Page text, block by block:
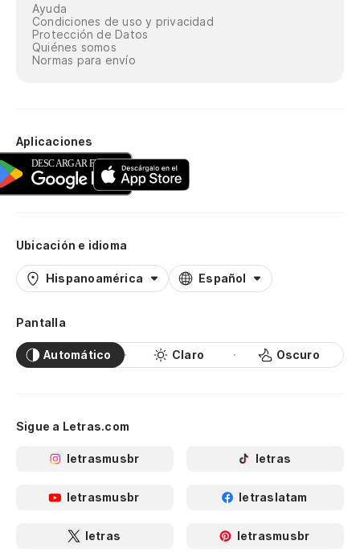
Ayuda
Condiciones de uso y privacidad
Protección de Datos
Quiénes somos
Normas para envío
Aplicaciones
Ubicación e idioma
Hispanoamérica Español
Pantalla
Automático Claro Oscuro
Sigue a Letras.com
letrasmusbr letras
letrasmusbr letraslatam
letras letrasmusbr